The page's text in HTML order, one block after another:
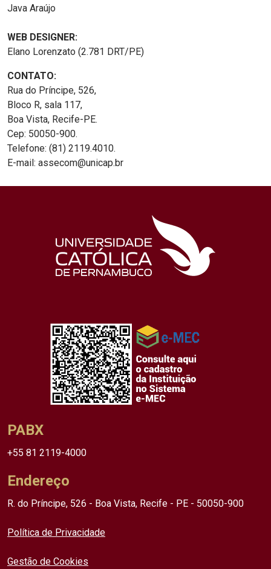
Java Araújo
WEB DESIGNER:
Elano Lorenzato (2.781 DRT/PE)
CONTATO:
Rua do Príncipe, 526,
Bloco R, sala 117,
Boa Vista, Recife-PE.
Cep: 50050-900.
Telefone: (81) 2119.4010.
E-mail: assecom@unicap.br
PABX
+55 81 2119-4000
Endereço
R. do Príncipe, 526 - Boa Vista, Recife - PE - 50050-900
Política de Privacidade
Gestão de Cookies